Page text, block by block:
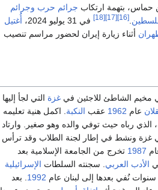
حماس، بتهمة ارتكاب جرائم حرب وجرائم
[16]
[17]
[18] في 31 يوليو 2024،
أُغتيل
أثناء زيارة إيران لحضور مراسم تنصيب
مخيم الشاطئ للاجئين في غزة التي لجأ إليها
عام 1962 عقب النكبة. اكمل هنية تعليمه
الذي رباه حيث توفي والده وهو صغير. وارتاد
غزة ونشط في إطار لجنة الطلاب وقد ترأس
1987 تخرج من الجامعة الإسلامية بعد
الأدب العربي. سجنته السلطات الإسرائيلية
سنوات نُفي بعدها إلى لبنان عام 1992. بعد